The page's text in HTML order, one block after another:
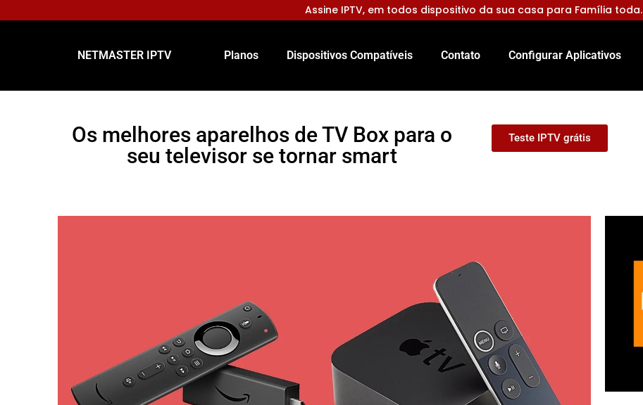
Assine IPTV, em todos dispositivo da sua casa para Família toda.
NETMASTER IPTV Planos Dispositivos Compatíveis Contato Configurar Aplicativos
Os melhores aparelhos de TV Box para o
seu televisor se tornar smart
Teste IPTV grátis